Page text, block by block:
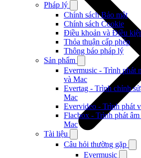
Pháp lý
Chính sách Bảo mật
Chính sách Cookie
Điều khoản và Điều
Thỏa thuận cấp phép
Thông báo pháp lý
Sản phẩm
Evermusic - Trình phát
và Mac
Evertag - Trình chỉnh
Mac
Evervideo - Trình phát
Flacbox - Trình phát
Mac
Tài liệu
Câu hỏi thường gặp
Evermusic